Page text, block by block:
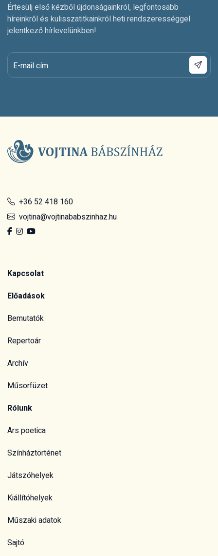
Értesülj első kézből újdonságainkról, legfontosabb
híreinkről és kulisszatitkainkról heti rendszerességgel
jelentkező hírlevelünkben!
E-mail cím
+36 52 418 160
vojtina@vojtinababszinhaz.hu
Kapcsolat
Előadások
Bemutatók
Repertoár
Archív
Műsorfüzet
Rólunk
Ars poetica
Színháztörténet
Játszóhelyek
Kiállítóhelyek
Műszaki adatok
Sajtó